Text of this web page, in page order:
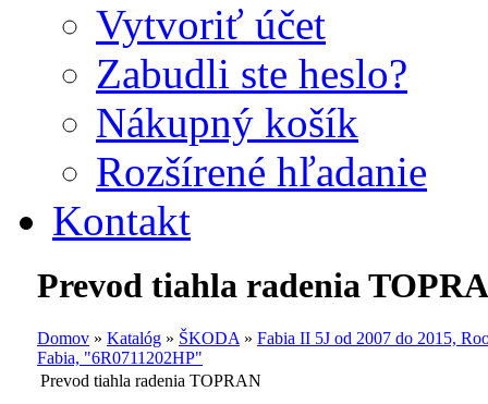
Vytvoriť účet
Zabudli ste heslo?
Nákupný košík
Rozšírené hľadanie
Kontakt
Prevod tiahla radenia
Domov » Katalóg » ŠKODA » Fabia II 5J od 2007 do 2015,
Fabia, "6R0711202HP"
Prevod tiahla radenia TOPRAN